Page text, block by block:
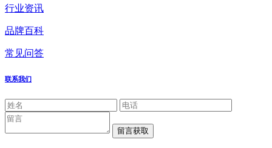
行业资讯
品牌百科
常见问答
联系我们